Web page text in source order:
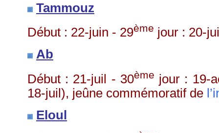
Tammouz
Début : 22-juin - 29ème jour : 20-
Ab
Début : 21-juil - 30ème jour : 19-
18-juil ), jeûne commémoratif de
Eloul